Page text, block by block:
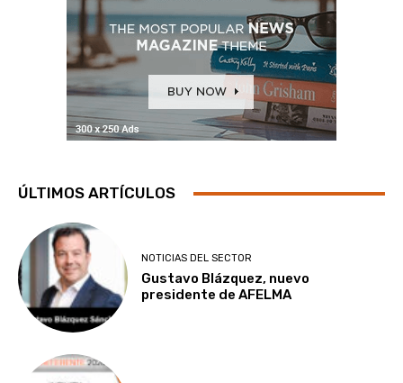
ÚLTIMOS ARTÍCULOS
NOTICIAS DEL SECTOR
Gustavo Blázquez, nuevo
presidente de AFELMA